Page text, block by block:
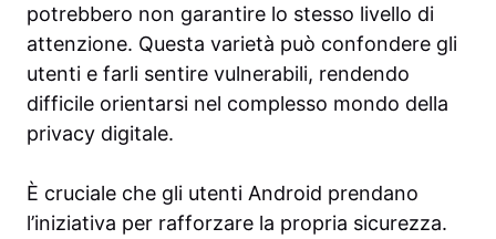
potrebbero non garantire lo stesso livello di
attenzione. Questa varietà può confondere gli
utenti e farli sentire vulnerabili, rendendo
difficile orientarsi nel complesso mondo della
privacy digitale.
È cruciale che gli utenti Android prendano
l’iniziativa per rafforzare la propria sicurezza.